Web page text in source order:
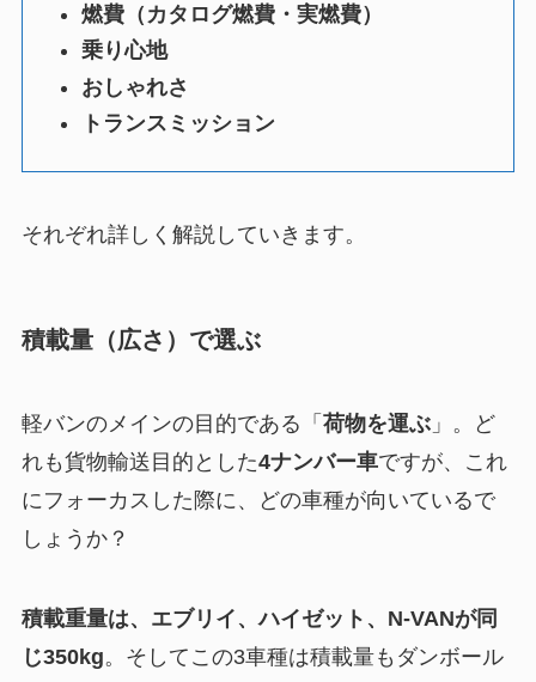
燃費（カタログ燃費・実燃費）
乗り心地
おしゃれさ
トランスミッション
それぞれ詳しく解説していきます。
積載量（広さ）で選ぶ
軽バンのメインの目的である「 荷物を運ぶ」。ど
れも貨物輸送目的とした4ナンバー車ですが、これ
にフォーカスした際に、どの車種が向いているで
しょうか？
積載重量は、エブリイ、ハイゼット、N-VANが同
じ350kg。そしてこの3車種は積載量もダンボール